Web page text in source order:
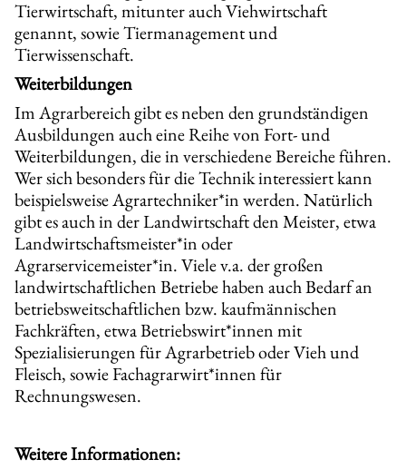
Tierwirtschaft, mitunter auch Viehwirtschaft
genannt, sowie Tiermanagement und
Tierwissenschaft.
Weiterbildungen
Im Agrarbereich gibt es neben den grundständigen
Ausbildungen auch eine Reihe von Fort- und
Weiterbildungen, die in verschiedene Bereiche führen.
Wer sich besonders für die Technik interessiert kann
beispielsweise Agrartechniker*in werden. Natürlich
gibt es auch in der Landwirtschaft den Meister, etwa
Landwirtschaftsmeister*in oder
Agrarservicemeister*in. Viele v.a. der großen
landwirtschaftlichen Betriebe haben auch Bedarf an
betriebsweitschaftlichen bzw. kaufmännischen
Fachkräften, etwa Betriebswirt*innen mit
Spezialisierungen für Agrarbetrieb oder Vieh und
Fleisch, sowie Fachagrarwirt*innen für
Rechnungswesen.
Weitere Informationen: